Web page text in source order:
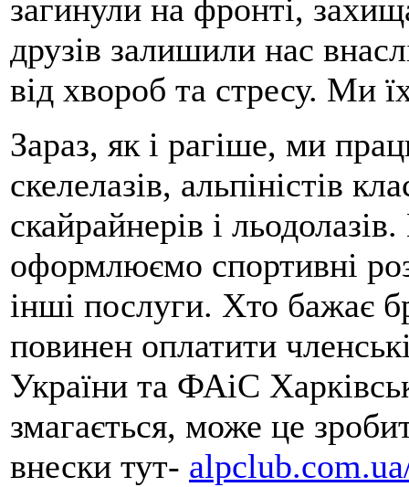
загинули на фронті,
друзів залишили нас
від хвороб та стресу. Ми
Зараз, як і рагіше, ми
скелелазів, альпіністів
скайрайнерів і
оформлюємо спортивні
інші послуги. Хто бажає
повинен оплатити
України та ФАіС
змагається, може це
внески тут-